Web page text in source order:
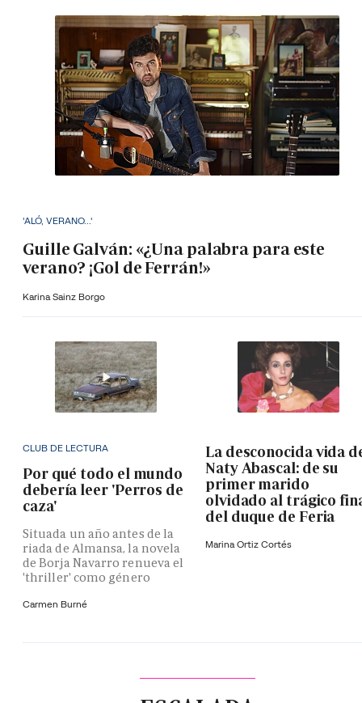
'ALÓ, VERANO...'
Guille Galván: «¿Una palabra para este
verano? ¡Gol de Ferrán!»
Karina Sainz Borgo
CLUB DE LECTURA
Por qué todo el mundo
debería leer 'Perros de
caza'
Situada un año antes de la
riada de Almansa, la novela
de Borja Navarro renueva el
'thriller' como género
Carmen Burné
La desconocida vida
Naty Abascal: de su
primer marido
olvidado al trágico
del duque de Feria
Marina Ortiz Cortés